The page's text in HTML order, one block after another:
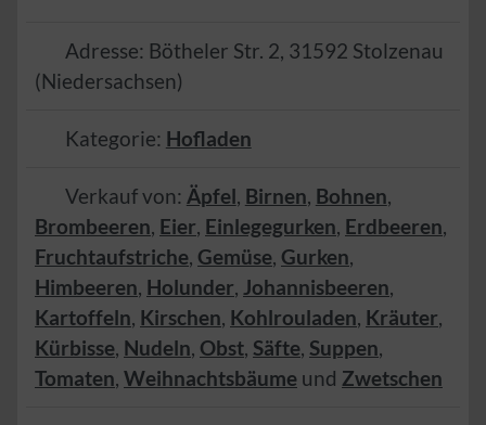
Adresse: Bötheler Str. 2, 31592 Stolzenau
(Niedersachsen)
Kategorie: Hofladen
Verkauf von: Äpfel, Birnen, Bohnen,
Brombeeren, Eier, Einlegegurken, Erdbeeren,
Fruchtaufstriche, Gemüse, Gurken,
Himbeeren, Holunder, Johannisbeeren,
Kartoffeln, Kirschen, Kohlrouladen, Kräuter,
Kürbisse, Nudeln, Obst, Säfte, Suppen,
Tomaten, Weihnachtsbäume und Zwetschen